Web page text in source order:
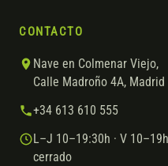
CONTACTO
Nave en Colmenar Viejo,
Calle Madroño 4A, Madrid
+34 613 610 555
L–J 10–19:30h · V
cerrado